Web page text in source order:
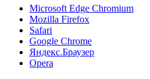
Microsoft Edge Chromium
Mozilla Firefox
Safari
Google Chrome
Яндекс.Браузер
Opera